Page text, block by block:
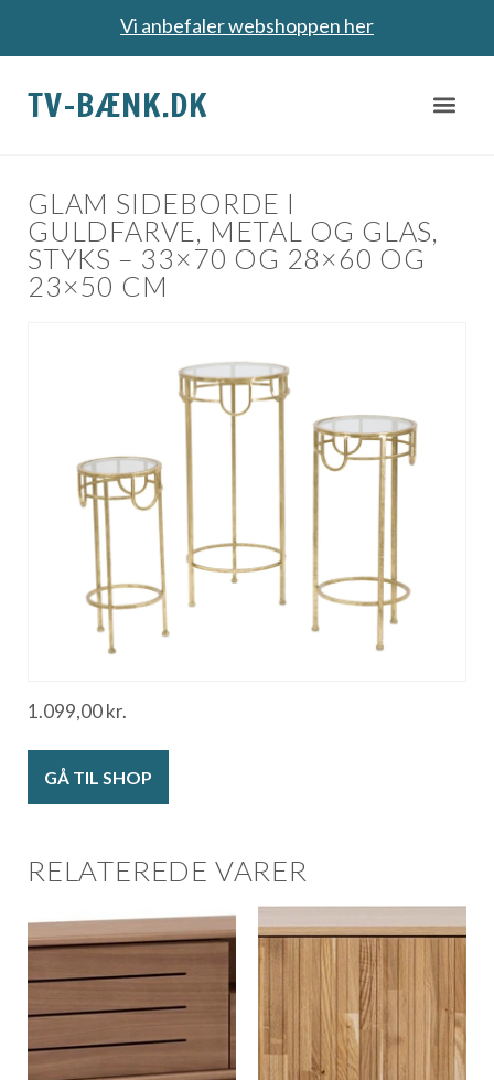
Vi anbefaler webshoppen her
TV-BÆNK.DK
GLAM SIDEBORDE I
GULDFARVE, METAL OG GLAS,
STYKS – 33×70 OG 28×60 OG
23×50 CM
1.099,00kr.
GÅ TIL SHOP
RELATEREDE VARER